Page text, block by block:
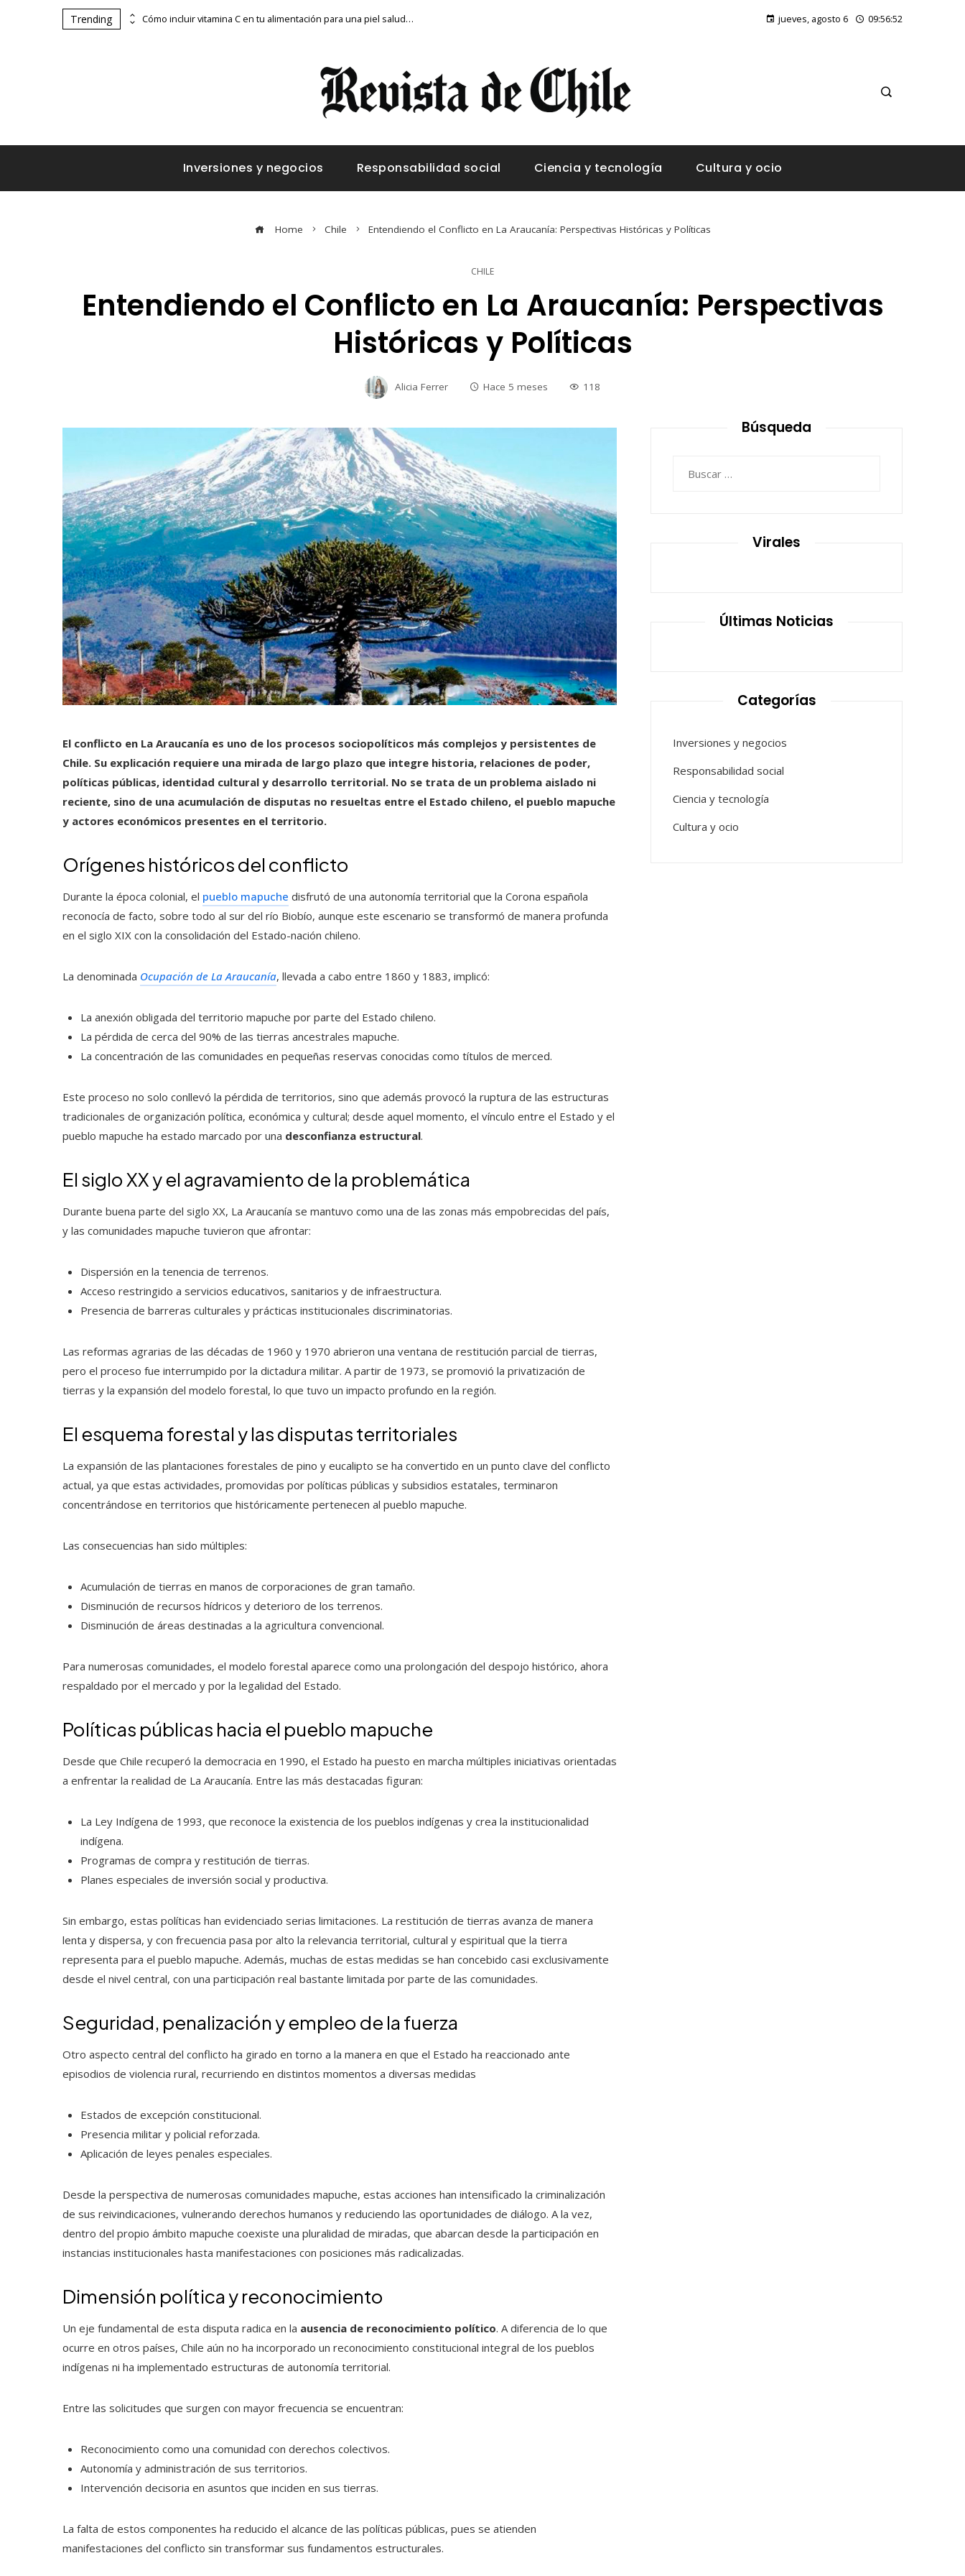
Trending Estrategias de Chile para mejorar la movilidad corporativa y la sostenibilidad urbana Cómo incluir vitamina C en tu alimentación para una piel saludable jueves, agosto 6 09:56:53
Inversiones y negocios Responsabilidad social Ciencia y tecnología Cultura y ocio
Home Chile Entendiendo el Conflicto en La Araucanía: Perspectivas Históricas y Políticas
CHILE
Entendiendo el Conflicto en La Araucanía: Perspectivas
Históricas y Políticas
Alicia Ferrer Hace 5 meses 118
El conflicto en La Araucanía es uno de los procesos sociopolíticos más complejos y persistentes de
Chile. Su explicación requiere una mirada de largo plazo que integre historia, relaciones de poder,
políticas públicas, identidad cultural y desarrollo territorial. No se trata de un problema aislado ni
reciente, sino de una acumulación de disputas no resueltas entre el Estado chileno, el pueblo mapuche
y actores económicos presentes en el territorio.
Orígenes históricos del conflicto
Durante la época colonial, el pueblo mapuche disfrutó de una autonomía territorial que la Corona española
reconocía de facto, sobre todo al sur del río Biobío, aunque este escenario se transformó de manera profunda
en el siglo XIX con la consolidación del Estado-nación chileno.
La denominada Ocupación de La Araucanía, llevada a cabo entre 1860 y 1883, implicó:
La anexión obligada del territorio mapuche por parte del Estado chileno.
La pérdida de cerca del 90% de las tierras ancestrales mapuche.
La concentración de las comunidades en pequeñas reservas conocidas como títulos de merced.
Este proceso no solo conllevó la pérdida de territorios, sino que además provocó la ruptura de las estructuras
tradicionales de organización política, económica y cultural; desde aquel momento, el vínculo entre el Estado y el
pueblo mapuche ha estado marcado por una desconfianza estructural.
El siglo XX y el agravamiento de la problemática
Durante buena parte del siglo XX, La Araucanía se mantuvo como una de las zonas más empobrecidas del país,
y las comunidades mapuche tuvieron que afrontar:
Dispersión en la tenencia de terrenos.
Acceso restringido a servicios educativos, sanitarios y de infraestructura.
Presencia de barreras culturales y prácticas institucionales discriminatorias.
Las reformas agrarias de las décadas de 1960 y 1970 abrieron una ventana de restitución parcial de tierras,
pero el proceso fue interrumpido por la dictadura militar. A partir de 1973, se promovió la privatización de
tierras y la expansión del modelo forestal, lo que tuvo un impacto profundo en la región.
El esquema forestal y las disputas territoriales
La expansión de las plantaciones forestales de pino y eucalipto se ha convertido en un punto clave del conflicto
actual, ya que estas actividades, promovidas por políticas públicas y subsidios estatales, terminaron
concentrándose en territorios que históricamente pertenecen al pueblo mapuche.
Las consecuencias han sido múltiples:
Acumulación de tierras en manos de corporaciones de gran tamaño.
Disminución de recursos hídricos y deterioro de los terrenos.
Disminución de áreas destinadas a la agricultura convencional.
Para numerosas comunidades, el modelo forestal aparece como una prolongación del despojo histórico, ahora
respaldado por el mercado y por la legalidad del Estado.
Políticas públicas hacia el pueblo mapuche
Desde que Chile recuperó la democracia en 1990, el Estado ha puesto en marcha múltiples iniciativas orientadas
a enfrentar la realidad de La Araucanía. Entre las más destacadas figuran:
La Ley Indígena de 1993, que reconoce la existencia de los pueblos indígenas y crea la institucionalidad
indígena.
Programas de compra y restitución de tierras.
Planes especiales de inversión social y productiva.
Sin embargo, estas políticas han evidenciado serias limitaciones. La restitución de tierras avanza de manera
lenta y dispersa, y con frecuencia pasa por alto la relevancia territorial, cultural y espiritual que la tierra
representa para el pueblo mapuche. Además, muchas de estas medidas se han concebido casi exclusivamente
desde el nivel central, con una participación real bastante limitada por parte de las comunidades.
Seguridad, penalización y empleo de la fuerza
Otro aspecto central del conflicto ha girado en torno a la manera en que el Estado ha reaccionado ante
episodios de violencia rural, recurriendo en distintos momentos a diversas medidas
Estados de excepción constitucional.
Presencia militar y policial reforzada.
Aplicación de leyes penales especiales.
Desde la perspectiva de numerosas comunidades mapuche, estas acciones han intensificado la criminalización
de sus reivindicaciones, vulnerando derechos humanos y reduciendo las oportunidades de diálogo. A la vez,
dentro del propio ámbito mapuche coexiste una pluralidad de miradas, que abarcan desde la participación en
instancias institucionales hasta manifestaciones con posiciones más radicalizadas.
Dimensión política y reconocimiento
Un eje fundamental de esta disputa radica en la ausencia de reconocimiento político. A diferencia de lo que
ocurre en otros países, Chile aún no ha incorporado un reconocimiento constitucional integral de los pueblos
indígenas ni ha implementado estructuras de autonomía territorial.
Entre las solicitudes que surgen con mayor frecuencia se encuentran:
Reconocimiento como una comunidad con derechos colectivos.
Autonomía y administración de sus territorios.
Intervención decisoria en asuntos que inciden en sus tierras.
La falta de estos componentes ha reducido el alcance de las políticas públicas, pues se atienden
manifestaciones del conflicto sin transformar sus fundamentos estructurales.
Búsqueda
Virales
Últimas Noticias
Categorías
Inversiones y negocios
Responsabilidad social
Ciencia y tecnología
Cultura y ocio